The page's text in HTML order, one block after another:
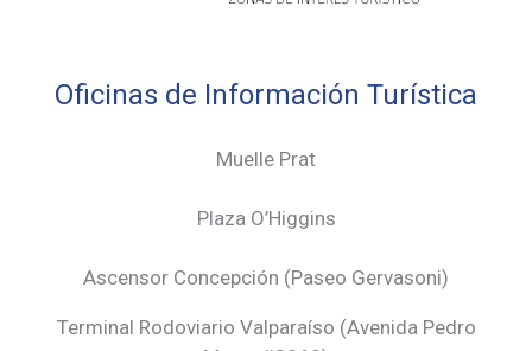
Oficinas de Información Turística
Muelle Prat
Plaza O’Higgins
Ascensor Concepción (Paseo Gervasoni)
Terminal Rodoviario Valparaíso (Avenida Pedro